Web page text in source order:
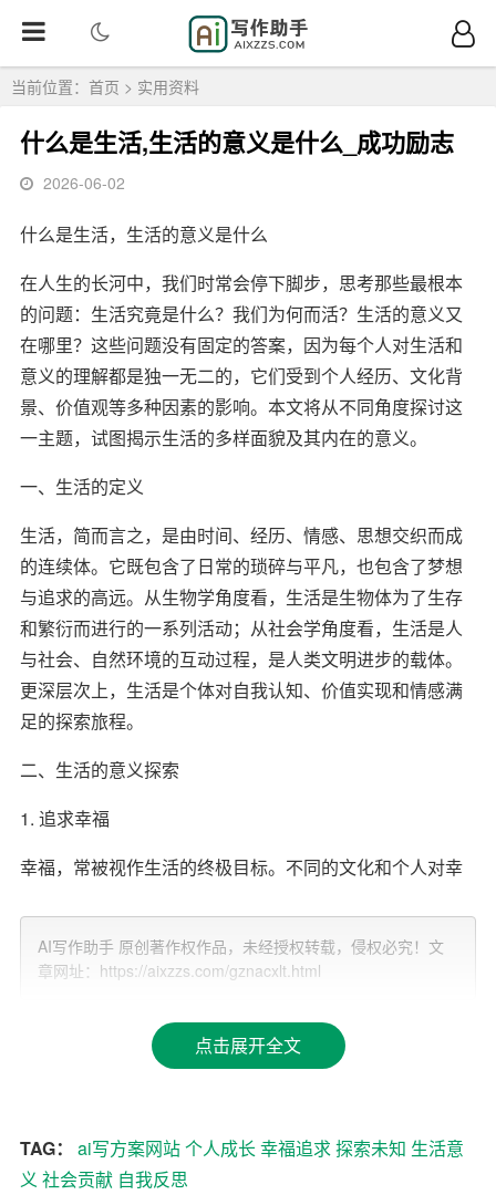
当前位置： 首页 > 实用资料
什么是生活,生活的意义是什么_成功励志
2026-06-02
什么是生活，生活的意义是什么
在人生的长河中，我们时常会停下脚步，思考那些最根本
的问题：生活究竟是什么？我们为何而活？生活的意义又
在哪里？这些问题没有固定的答案，因为每个人对生活和
意义的理解都是独一无二的，它们受到个人经历、文化背
景、价值观等多种因素的影响。本文将从不同角度探讨这
一主题，试图揭示生活的多样面貌及其内在的意义。
一、生活的定义
生活，简而言之，是由时间、经历、情感、思想交织而成
的连续体。它既包含了日常的琐碎与平凡，也包含了梦想
与追求的高远。从生物学角度看，生活是生物体为了生存
和繁衍而进行的一系列活动；从社会学角度看，生活是人
与社会、自然环境的互动过程，是人类文明进步的载体。
更深层次上，生活是个体对自我认知、价值实现和情感满
足的探索旅程。
二、生活的意义探索
1. 追求幸福
幸福，常被视作生活的终极目标。不同的文化和个人对幸
过努力工作获得成就感、与家人朋友共享温馨时光、追求
能轻易获得，它需要我们不断审视内心，调整心态，学会
在挫折中汲取力量，在顺境中保持谦逊。
生活是一个不断学习和成长的过程。从牙牙学语到独立思
考，从青涩少年到成熟大人，每个人都在不断积累知识，
AI写作助手 原创著作权作品，未经授权转载，侵权必究！文
章网址：https://aixzzs.com/gznacxlt.html
点击展开全文
TAG： ai写方案网站个人成长幸福追求探索未知 生活意
义 社会贡献 自我反思